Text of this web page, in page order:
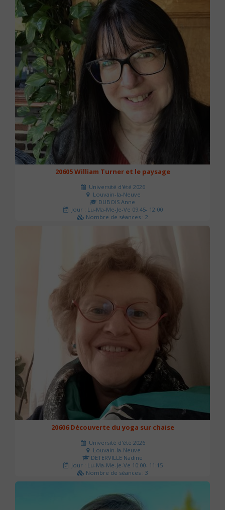
20605 William Turner et le paysage
Université d'été 2026
Louvain-la-Neuve
DUBOIS Anne
Jour : Lu-Ma-Me-Je-Ve 09:45- 12:00
Nombre de séances : 2
20606 Découverte du yoga sur chaise
Université d'été 2026
Louvain-la-Neuve
DETERVILLE Nadine
Jour : Lu-Ma-Me-Je-Ve 10:00- 11:15
Nombre de séances : 3
30 €